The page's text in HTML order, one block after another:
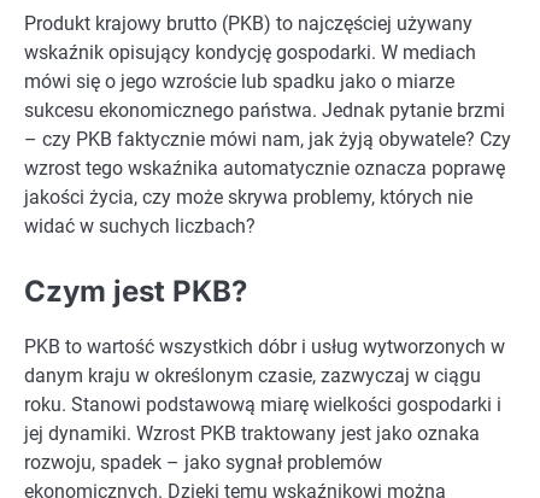
Produkt krajowy brutto (PKB) to najczęściej używany
wskaźnik opisujący kondycję gospodarki. W mediach
mówi się o jego wzroście lub spadku jako o miarze
sukcesu ekonomicznego państwa. Jednak pytanie brzmi
– czy PKB faktycznie mówi nam, jak żyją obywatele? Czy
wzrost tego wskaźnika automatycznie oznacza poprawę
jakości życia, czy może skrywa problemy, których nie
widać w suchych liczbach?
Czym jest PKB?
PKB to wartość wszystkich dóbr i usług wytworzonych w
danym kraju w określonym czasie, zazwyczaj w ciągu
roku. Stanowi podstawową miarę wielkości gospodarki i
jej dynamiki. Wzrost PKB traktowany jest jako oznaka
rozwoju, spadek – jako sygnał problemów
ekonomicznych. Dzięki temu wskaźnikowi można